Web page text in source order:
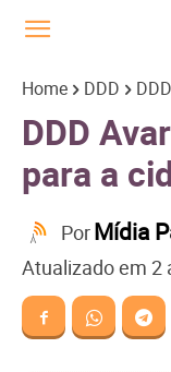
Home DDD
DDD
para a
PorMídia
Atualizado em 2